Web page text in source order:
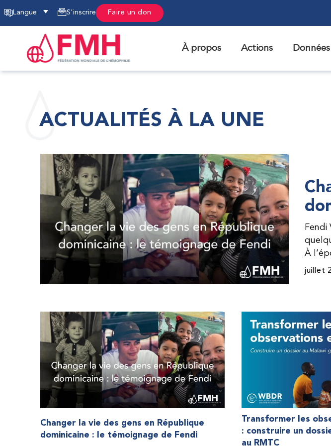
Langue S'inscrire Faire un don
À propos Actions
ACTUALITÉS À LA UNE
Fendi
À
une
par
qu’il
juillet
Changer la vie des gens en République
dominicaine : le témoignage de Fendi
Transformer les
: construire un
au RMTC